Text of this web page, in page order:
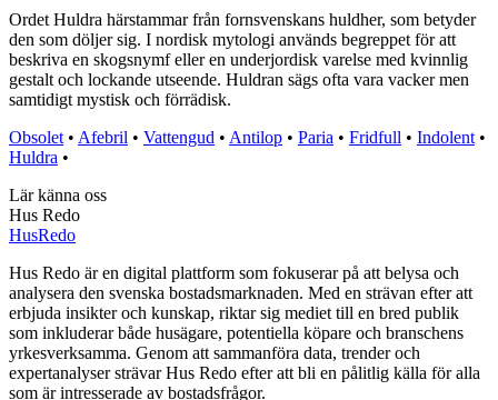
Ordet Huldra härstammar från fornsvenskans huldher, som betyder
den som döljer sig. I nordisk mytologi används begreppet för att
beskriva en skogsnymf eller en underjordisk varelse med kvinnlig
gestalt och lockande utseende. Huldran sägs ofta vara vacker men
samtidigt mystisk och förrädisk.
Obsolet • Afebril • Vattengud • Antilop • Paria • Fridfull • Indolent •
Huldra •
Lär känna oss
Hus Redo
HusRedo
Hus Redo är en digital plattform som fokuserar på att belysa och
analysera den svenska bostadsmarknaden. Med en strävan efter att
erbjuda insikter och kunskap, riktar sig mediet till en bred publik
som inkluderar både husägare, potentiella köpare och branschens
yrkesverksamma. Genom att sammanföra data, trender och
expertanalyser strävar Hus Redo efter att bli en pålitlig källa för alla
som är intresserade av bostadsfrågor.